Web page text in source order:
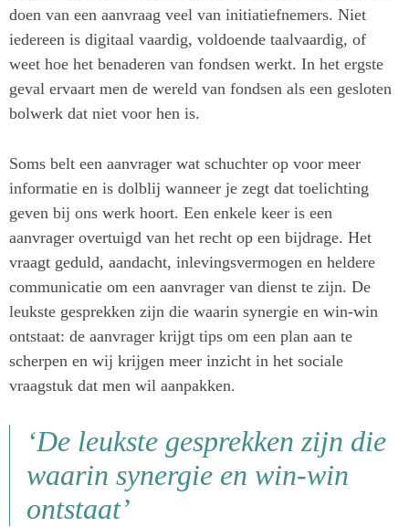
doen van een aanvraag veel van initiatiefnemers. Niet
iedereen is digitaal vaardig, voldoende taalvaardig, of
weet hoe het benaderen van fondsen werkt. In het ergste
geval ervaart men de wereld van fondsen als een gesloten
bolwerk dat niet voor hen is.
Soms belt een aanvrager wat schuchter op voor meer
informatie en is dolblij wanneer je zegt dat toelichting
geven bij ons werk hoort. Een enkele keer is een
aanvrager overtuigd van het recht op een bijdrage. Het
vraagt geduld, aandacht, inlevingsvermogen en heldere
communicatie om een aanvrager van dienst te zijn. De
leukste gesprekken zijn die waarin synergie en win-win
ontstaat: de aanvrager krijgt tips om een plan aan te
scherpen en wij krijgen meer inzicht in het sociale
vraagstuk dat men wil aanpakken.
‘De leukste gesprekken zijn die
waarin synergie en win-win
ontstaat’